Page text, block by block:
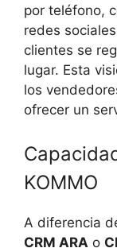
por teléfono,
redes
clientes se
lugar. Esta
los
ofrecer un
KOMMO
A diferencia
CRM ARA o